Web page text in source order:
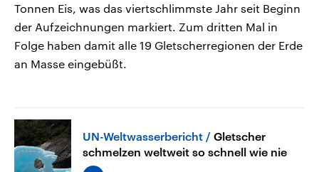
Tonnen Eis, was das viertschlimmste Jahr seit Beginn
der Aufzeichnungen markiert. Zum dritten Mal in
Folge haben damit alle 19 Gletscherregionen der Erde
an Masse eingebüßt.
UN-Weltwasserbericht
Gletscher
schmelzen weltweit so schnell wie nie